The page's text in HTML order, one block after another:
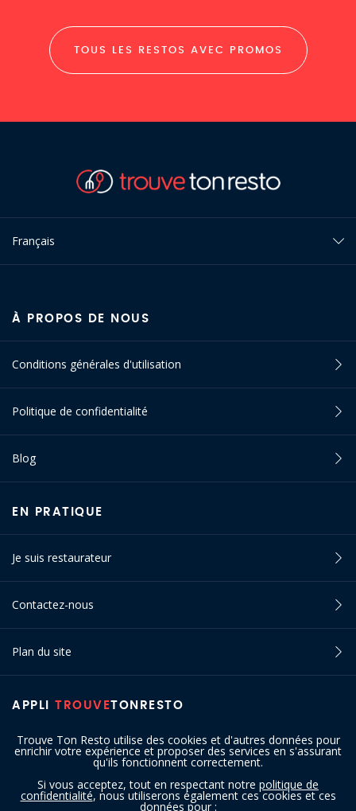
TOUS LES RESTOS AVEC PROMOS
Trouve Ton Resto utilise des cookies et d'autres données pour
enrichir votre expérience et proposer des services en s'assurant
qu'ils fonctionnent correctement.
Si vous acceptez, tout en respectant notre politique de
confidentialité, nous utiliserons également ces cookies et ces
données pour :
Français
APPLI TROUVETONRESTO
À PROPOS DE NOUS
Conditions générales d'utilisation
Politique de confidentialité
Blog
EN PRATIQUE
Je suis restaurateur
Contactez-nous
Plan du site
SUIVEZ-NOUS